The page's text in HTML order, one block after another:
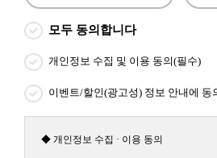
모두 동의합니다
개인정보 수집 및 이용 동의(필수)
이벤트/할인(광고성) 정보 안내에 동
◆ 개인정보 수집 · 이용 동의